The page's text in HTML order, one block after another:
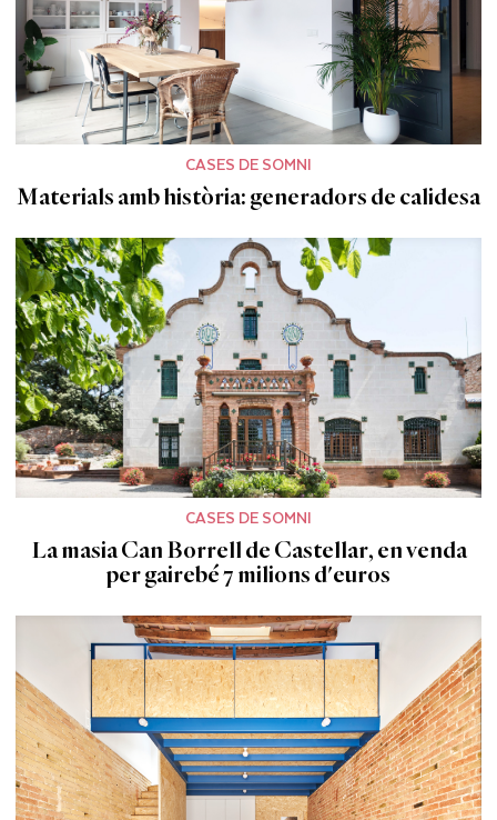
CASES DE SOMNI
Materials amb història: generadors de calidesa
CASES DE SOMNI
La masia Can Borrell de Castellar, en venda
per gairebé 7 milions d'euros